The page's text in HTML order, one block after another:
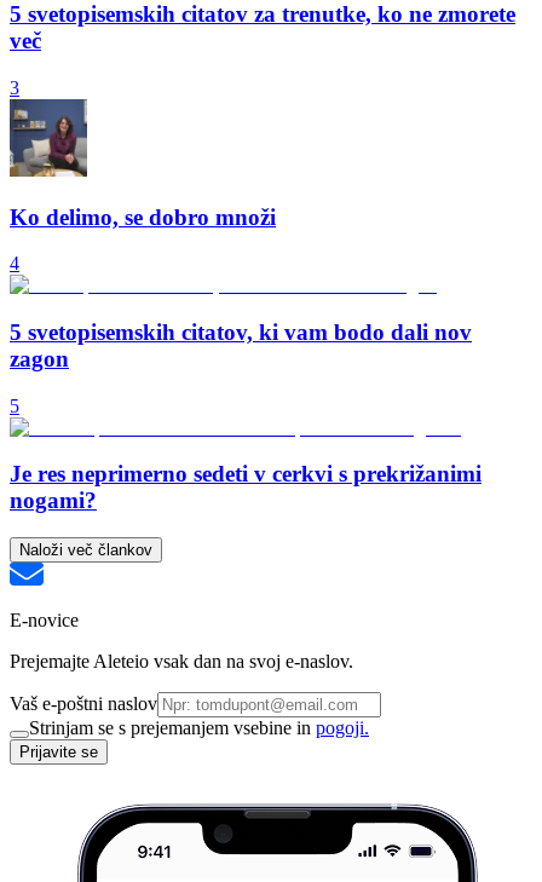
5 svetopisemskih citatov za trenutke, ko ne zmorete
več
3
Ko delimo, se dobro množi
4
5 svetopisemskih citatov, ki vam bodo dali nov
zagon
5
Je res neprimerno sedeti v cerkvi s prekrižanimi
nogami?
Naloži več člankov
E-novice
Prejemajte Aleteio vsak dan na svoj e-naslov.
Vaš e-poštni naslov
Strinjam se s prejemanjem vsebine in pogoji.
Prijavite se